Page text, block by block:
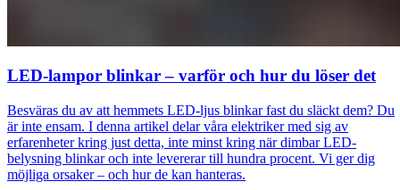
LED-lampor blinkar – varför och hur du löser det
Besväras du av att hemmets LED-ljus blinkar fast du släckt dem? Du
är inte ensam. I denna artikel delar våra elektriker med sig av
erfarenheter kring just detta, inte minst kring när dimbar LED-
belysning blinkar och inte levererar till hundra procent. Vi ger dig
möjliga orsaker – och hur de kan hanteras.